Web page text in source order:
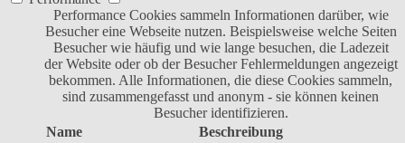
Performance Cookies sammeln Informationen darüber, wie
Besucher eine Webseite nutzen. Beispielsweise welche Seiten
Besucher wie häufig und wie lange besuchen, die Ladezeit
der Website oder ob der Besucher Fehlermeldungen angezeigt
bekommen. Alle Informationen, die diese Cookies sammeln,
sind zusammengefasst und anonym - sie können keinen
Besucher identifizieren.
Name
Beschreibung